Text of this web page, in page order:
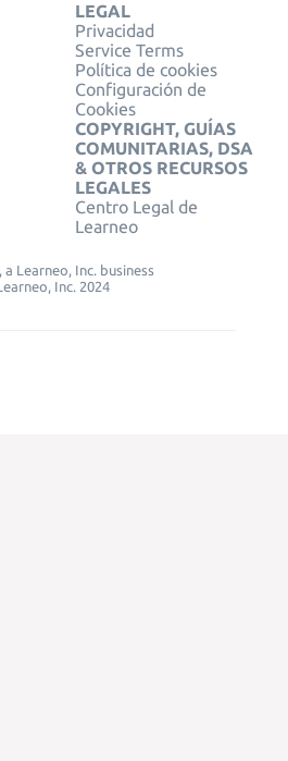
LEGAL
Privacidad
Service Terms
Política de cookies
Configuración de
Cookies
COPYRIGHT, GUÍAS
COMUNITARIAS, DSA
& OTROS RECURSOS
LEGALES
Centro Legal de
Learneo
Learneo, Inc. business
Inc. 2024